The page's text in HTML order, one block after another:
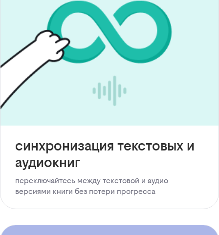
синхронизация текстовых и
аудиокниг
переключайтесь между текстовой и аудио
версиями книги без потери прогресса